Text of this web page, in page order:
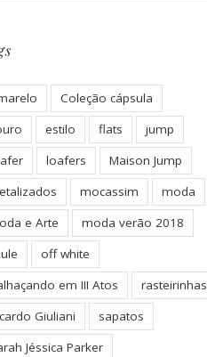
Coleção cápsula
estilo flats
jump
loafers
Maison Jump
mocassim
moda
e Arte
moda verão 2018
off white
em III Atos
rasteirinhas
Giuliani
sapatos
Jéssica Parker